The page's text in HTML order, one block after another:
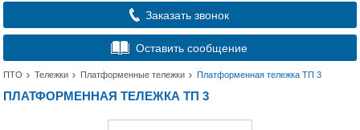
Заказать звонок
Оставить сообщение
ПТО Тележки Платформенные тележки Платформенная тележка ТП 3
ПЛАТФОРМЕННАЯ ТЕЛЕЖКА ТП 3